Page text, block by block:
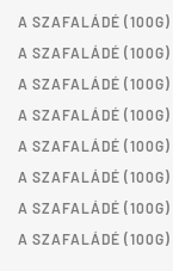
A SZAFALÁDÉ (100G)
A SZAFALÁDÉ (100G)
A SZAFALÁDÉ (100G)
A SZAFALÁDÉ (100G)
A SZAFALÁDÉ (100G)
A SZAFALÁDÉ (100G)
A SZAFALÁDÉ (100G)
A SZAFALÁDÉ (100G)